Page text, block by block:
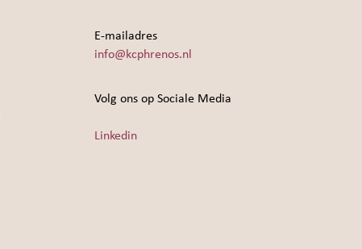
E-mailadres
info@kcphrenos.nl
Volg ons op Sociale Media
Linkedin